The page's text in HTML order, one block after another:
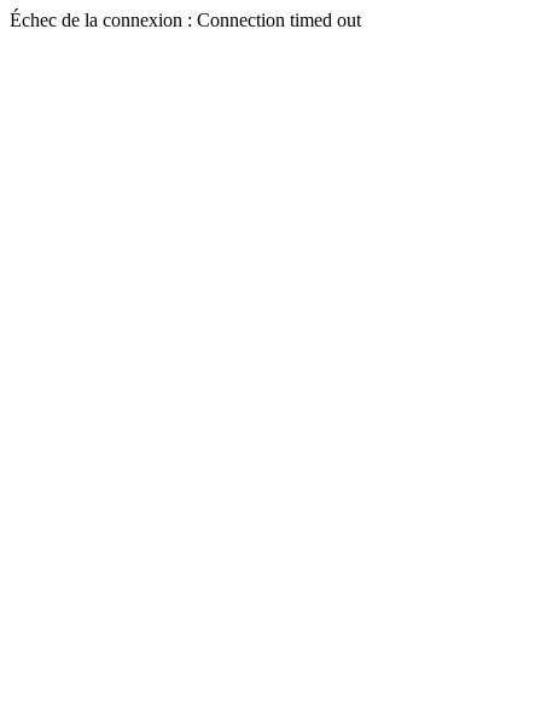
Échec de la connexion : Connection timed out